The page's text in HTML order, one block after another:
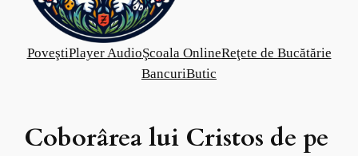
PoveştiPlayer AudioŞcoala OnlineReţete de Bucătărie
BancuriButic
Coborârea lui Cristos de pe